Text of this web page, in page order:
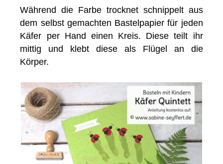
Während die Farbe trocknet schnippelt aus
dem selbst gemachten Bastelpapier für jeden
Käfer per Hand einen Kreis. Diese teilt ihr
mittig und klebt diese als Flügel an die
Körper.